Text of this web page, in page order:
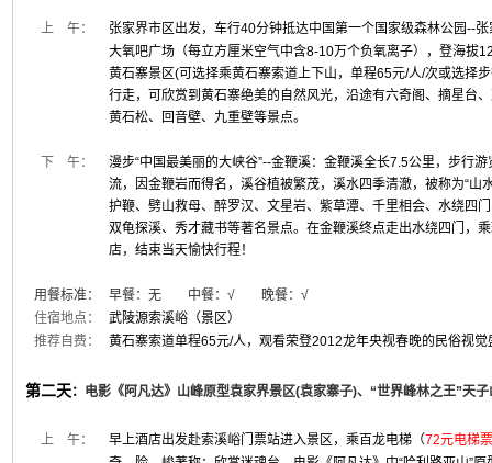
上 午：
张家界市区出发，车行40分钟抵达中国第一个国家级森林公园--
大氧吧广场（每立方厘米空气中含8-10万个负氧离子），登海拔
黄石寨景区(可选择乘黄石寨索道上下山，单程65元/人/次或选择
行走，可欣赏到黄石寨绝美的自然风光，沿途有六奇阁、摘星台
黄石松、回音壁、九重壁等景点。
下 午：
漫步“中国最美丽的大峡谷”--金鞭溪：金鞭溪全长7.5公里，步行
流，因金鞭岩而得名，溪谷植被繁茂，溪水四季清澈，被称为“山
护鞭、劈山救母、醉罗汉、文星岩、紫草潭、千里相会、水绕四
双龟探溪、秀才藏书等著名景点。在金鞭溪终点走出水绕四门，
店，结束当天愉快行程！
用餐标准：
早餐：无 中餐：√ 晚餐：√
住宿地点：
武陵源索溪峪（景区）
推荐自费：
黄石寨索道单程65元/人， 观看荣登2012龙年央视春晚的民俗视
第二天： 电影《阿凡达》山峰原型袁家界景区(袁家寨子)、“世界峰林之王”天
上 午： 早上酒店出发赴索溪峪门票站进入景区，乘百龙电梯（72元电梯